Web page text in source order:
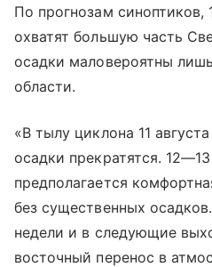
По прогнозам синоптиков,
охватят большую часть
осадки маловероятны
области.
«В тылу циклона 11
осадки прекратятся. 12—13
предполагается
без существенных
недели и в следующие
восточный перенос в